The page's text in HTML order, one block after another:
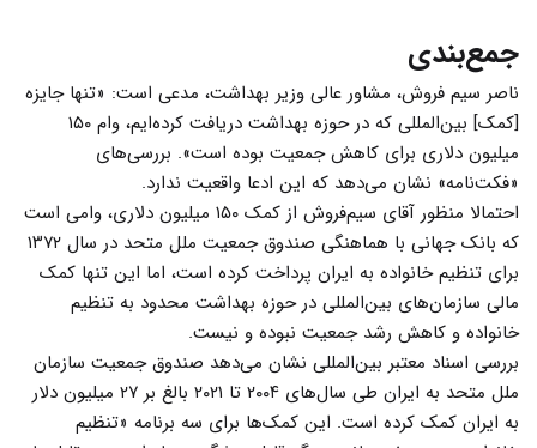
جمع‌بندی
ناصر سیم فروش، مشاور عالی وزیر بهداشت، مدعی است: «تنها جایزه‌
[کمک] بین‌المللی که در حوزه بهداشت دریافت کرده‌ایم، وام ۱۵۰
میلیون دلاری برای کاهش جمعیت بوده است». بررسی‌های
«فکت‌نامه» نشان می‌دهد که این ادعا واقعیت ندارد.
احتمالا منظور آقای سیم‌فروش از کمک ۱۵۰ میلیون دلاری، وامی است
که بانک جهانی با هماهنگی صندوق جمعیت ملل متحد در سال ۱۳۷۲
برای تنظیم خانواده به ایران پرداخت کرده است، اما این تنها کمک‌
مالی سازمان‌های بین‌المللی در حوزه بهداشت محدود به تنظیم
خانواده و کاهش رشد جمعیت نبوده و نیست.
بررسی اسناد معتبر بین‌المللی نشان می‌دهد صندوق جمعیت سازمان
ملل متحد به ایران طی سال‌های ۲۰۰۴ تا ۲۰۲۱ بالغ بر ۲۷ میلیون دلار
به ایران کمک کرده است. این کمک‌ها برای سه برنامه «تنظیم